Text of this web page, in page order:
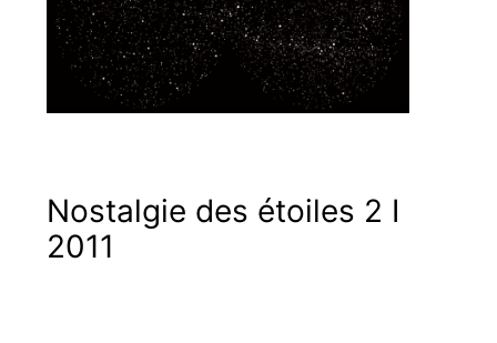
Nostalgie des étoiles 2 I
2011